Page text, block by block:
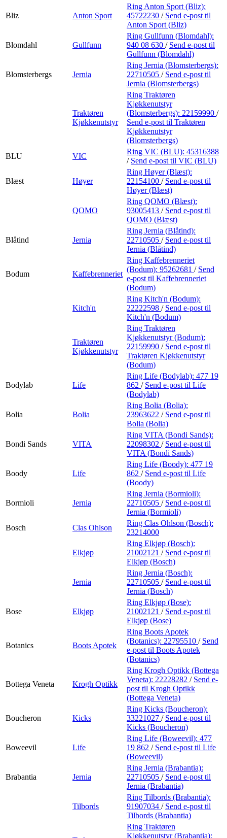
Bliz Anton Sport
Ring Anton Sport (Bliz):
45722230 / Send e-post til
Anton Sport (Bliz)
Blomdahl Gullfunn
Ring Gullfunn (Blomdahl):
940 08 630 / Send e-post til
Gullfunn (Blomdahl)
Blomsterbergs Jernia
Ring Jernia (Blomsterbergs):
22710505 / Send e-post til
Jernia (Blomsterbergs)
Traktøren
Kjøkkenutstyr
Ring Traktøren
Kjøkkenutstyr
(Blomsterbergs): 22159990 /
Send e-post til Traktøren
Kjøkkenutstyr
(Blomsterbergs)
BLU
VIC
Ring VIC (BLU): 45316388
/ Send e-post til VIC (BLU)
Blæst Høyer
Ring Høyer (Blæst):
22154100 / Send e-post til
Høyer (Blæst)
QOMO
Ring QOMO (Blæst):
93005413 / Send e-post til
QOMO (Blæst)
Blåtind Jernia
Ring Jernia (Blåtind):
22710505 / Send e-post til
Jernia (Blåtind)
Bodum Kaffebrenneriet
Ring Kaffebrenneriet
(Bodum): 95262681 / Send
e-post til Kaffebrenneriet
(Bodum)
Kitch'n
Ring Kitch'n (Bodum):
22222598 / Send e-post til
Kitch'n (Bodum)
Traktøren
Kjøkkenutstyr
Ring Traktøren
Kjøkkenutstyr (Bodum):
22159990 / Send e-post til
Traktøren Kjøkkenutstyr
(Bodum)
Bodylab Life
Ring Life (Bodylab): 477 19
862 / Send e-post til Life
(Bodylab)
Bolia Bolia
Ring Bolia (Bolia):
23963622 / Send e-post til
Bolia (Bolia)
Bondi Sands VITA
Ring VITA (Bondi Sands):
22098302 / Send e-post til
VITA (Bondi Sands)
Boody Life
Ring Life (Boody): 477 19
862 / Send e-post til Life
(Boody)
Bormioli Jernia
Ring Jernia (Bormioli):
22710505 / Send e-post til
Jernia (Bormioli)
Bosch
Clas Ohlson
Ring Clas Ohlson (Bosch):
23214000
Elkjøp
Ring Elkjøp (Bosch):
21002121 / Send e-post til
Elkjøp (Bosch)
Jernia
Ring Jernia (Bosch):
22710505 / Send e-post til
Jernia (Bosch)
Bose Elkjøp
Ring Elkjøp (Bose):
21002121 / Send e-post til
Elkjøp (Bose)
Botanics Boots Apotek
Ring Boots Apotek
(Botanics): 22795510 / Send
e-post til Boots Apotek
(Botanics)
Bottega Veneta Krogh Optikk
Ring Krogh Optikk (Bottega
Veneta): 22228282 / Send e-
post til Krogh Optikk
(Bottega Veneta)
Boucheron Kicks
Ring Kicks (Boucheron):
33221027 / Send e-post til
Kicks (Boucheron)
Boweevil Life
Ring Life (Boweevil): 477
19 862 / Send e-post til Life
(Boweevil)
Brabantia Jernia
Ring Jernia (Brabantia):
22710505 / Send e-post til
Jernia (Brabantia)
Tilbords
Ring Tilbords (Brabantia):
91907034 / Send e-post til
Tilbords (Brabantia)
Ring Traktøren
Kjøkkenutstyr (Brabantia):